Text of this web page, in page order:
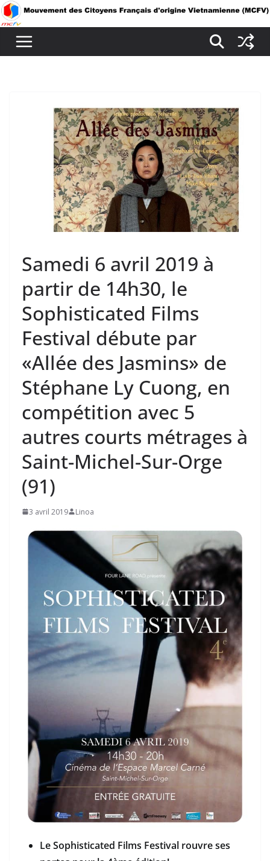
Passer
au
contenu
Samedi 6 avril 2019 à
partir de 14h30, le
Sophisticated Films
Festival débute par
«Allée des Jasmins» de
Stéphane Ly Cuong, en
compétition avec 5
autres courts métrages à
Saint-Michel-Sur-Orge
(91)
3 avril 2019 Linoa
Le Sophisticated Films Festival rouvre ses